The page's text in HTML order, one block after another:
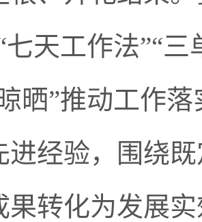
七天工作法”“
晒”推动工作
进经验，围绕
果转化为发展